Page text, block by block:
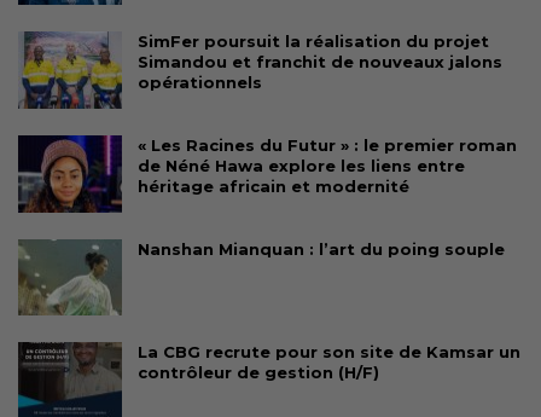
SimFer poursuit la réalisation du projet
Simandou et franchit de nouveaux jalons
opérationnels
« Les Racines du Futur » : le premier roman
de Néné Hawa explore les liens entre
héritage africain et modernité
Nanshan Mianquan : l’art du poing souple
La CBG recrute pour son site de Kamsar un
contrôleur de gestion (H/F)